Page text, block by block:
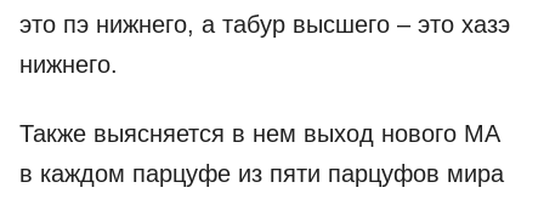
это пэ нижнего, а табур высшего – это хазэ
нижнего.
Также выясняется в нем выход нового МА
в каждом парцуфе из пяти парцуфов мира